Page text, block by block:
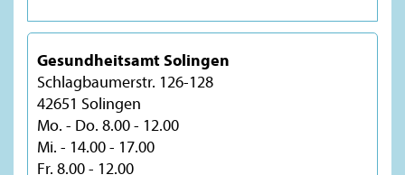
Gesundheitsamt Solingen
Schlagbaumerstr. 126-128
42651 Solingen
Mo. - Do. 8.00 - 12.00
Mi. - 14.00 - 17.00
Fr. 8.00 - 12.00